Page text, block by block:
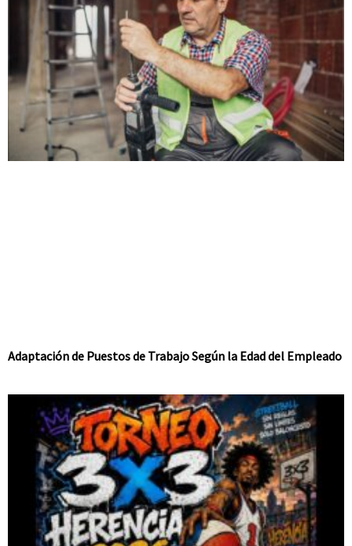
Adaptación de Puestos de Trabajo Según la Edad del Empleado